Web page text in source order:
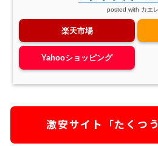
posted with カエ
楽天市場
Yahooショッピング
激安サイト「たくつ